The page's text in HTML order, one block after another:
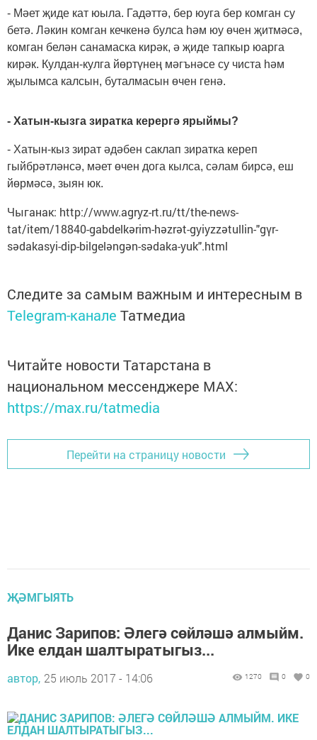
- Мәет җиде кат юыла. Гадәттә, бер юуга бер комган су
бетә. Ләкин комган кечкенә булса һәм юу өчен җитмәсә,
комган белән санамаска кирәк, ә җиде тапкыр юарга
кирәк. Кулдан-кулга йөртүнең мәгънәсе су чиста һәм
җылымса калсын, буталмасын өчен генә.
- Хатын-кызга зиратка керергә ярыймы?
- Хатын-кыз зират әдәбен саклап зиратка кереп
гыйбрәтләнсә, мәет өчен дога кылса, сәлам бирсә, еш
йөрмәсә, зыян юк.
Чыганак: http://www.agryz-rt.ru/tt/the-news-
tat/item/18840-gabdelkәrim-hәzrәt-gyiyzzәtullin-"gүr-
sәdakasyi-dip-bilgelәngәn-sәdaka-yuk".html
Следите за самым важным и интересным в
Telegram-канале Татмедиа
Читайте новости Татарстана в
национальном мессенджере MАХ:
https://max.ru/tatmedia
Перейти на страницу новости
ҖӘМГЫЯТЬ
Данис Зарипов: Әлегә сөйләшә алмыйм.
Ике елдан шалтыратыгыз...
автор, 25 июль 2017 - 14:06 1270 0 0